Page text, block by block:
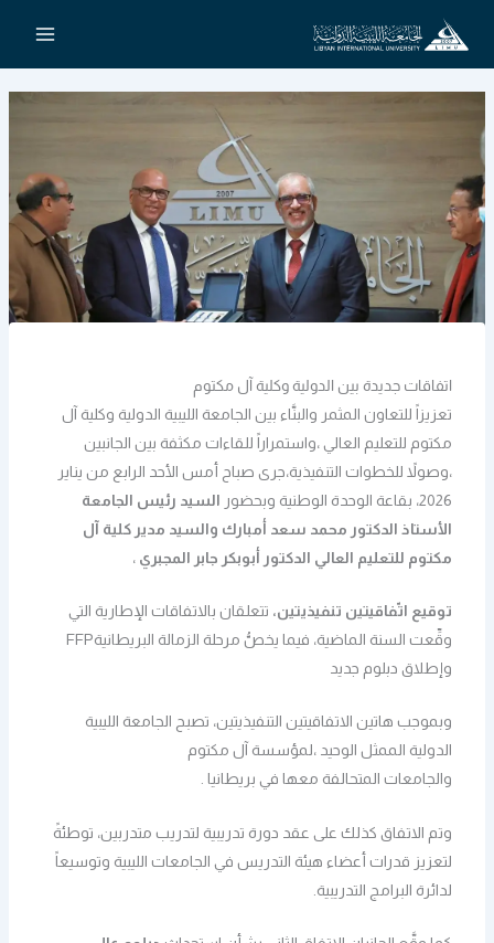
المحتوى
اتفاقات جديدة بين الدولية وكلية آل مكتوم
تعزيزاً للتعاون المثمر والبنَّاء بين الجامعة الليبية الدولية وكلية آل
مكتوم للتعليم العالي ،واستمراراً للقاءات مكثفة بين الجانبين
،وصولاً للخطوات التنفيذية،جرى صباح أمس الأحد الرابع من يناير
2026، بقاعة الوحدة الوطنية وبحضور
السيد رئيس الجامعة
الأستاذ الدكتور محمد سعد أمبارك والسيد مدير كلية آل
مكتوم للتعليم العالي الدكتور أبوبكر جابر المجبري ،
توقيع اتّفاقيتين تنفيذيتين، تتعلقان بالاتفاقات الإطارية التي
وقِّعت السنة الماضية، فيما يخصُّ مرحلة الزمالة البريطانيةFFP
وإطلاق دبلوم جديد
وبموجب هاتين الاتفاقيتين التنفيذيتين، تصبح الجامعة الليبية
الدولية الممثل الوحيد ،لمؤسسة آل مكتوم
والجامعات المتحالفة معها في بريطانيا .
وتم الاتفاق كذلك على عقد دورة تدريبية لتدريب متدربين، توطئةً
لتعزيز قدرات أعضاء هيئة التدريس في الجامعات الليبية وتوسيعاً
لدائرة البرامج التدريبية.